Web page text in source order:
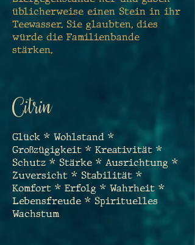
üblicherweise einen Stein in ihr
Teewasser. Sie glaubten, dies
würde die Familienbande
stärken.
Citrin
Glück * Wohlstand *
Großzügigkeit * Kreativität *
Schutz * Stärke * Ausrichtung *
Zuversicht * Stabilität *
Komfort * Erfolg * Wahrheit *
Lebensfreude * Spirituelles
Wachstum